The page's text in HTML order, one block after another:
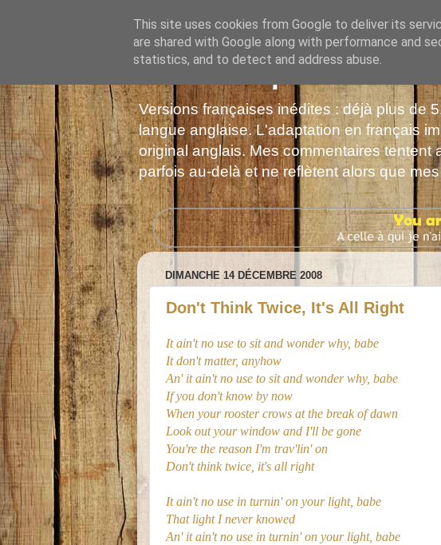
Les Monophonies de
Versions françaises inédites : déjà plus de
langue anglaise. L'adaptation en français
original anglais. Mes commentaires tentent
parfois au-delà et ne reflètent alors que
DIMANCHE 14 DÉCEMBRE 2008
Don't Think Twice, It's All Right
It ain't no use to sit and wonder why, babe
It don't matter, anyhow
An' it ain't no use to sit and wonder why, babe
If you don't know by now
When your rooster crows at the break of dawn
Look out your window and I'll be gone
You're the reason I'm trav'lin' on
Don't think twice, it's all right
It ain't no use in turnin' on your light, babe
That light I never knowed
An' it ain't no use in turnin' on your light, babe
This site uses cookies from Google to deliver its
are shared with Google along with performance and
statistics, and to detect and address abuse.